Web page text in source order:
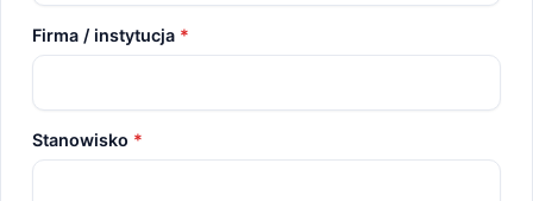
Firma / instytucja *
Stanowisko *